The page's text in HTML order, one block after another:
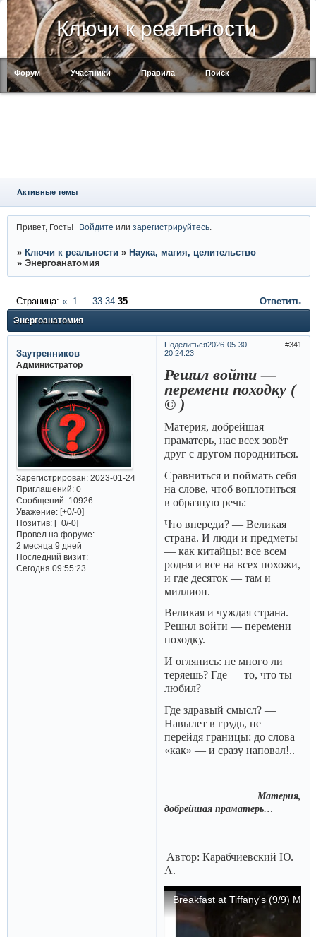
Ключи к реальности
Форум Участники Правила Поиск
Активные темы
Привет, Гость! Войдите илизарегистрируйтесь
» Ключи к реальности » Наука, магия, целительство
» Энергоанатомия
Энергоанатомия
Страница: « 1 33 34 35 Ответить
Поделиться 341
2026-05-30
20:24:23
Заутренников
Администратор
Зарегистрирован: 2023-01-24
Приглашений:0
Сообщений:10926
Уважение: [+0/-0]
Позитив: [+0/-0]
Провел на форуме:
2 месяца 9 дней
Последний визит:
Сегодня 09:55:23
Решил войти ―
перемени походку (
© )
Материя, добрейшая
праматерь, нас всех зовёт
друг с другом породниться.
Сравниться и поймать себя
на слове, чтоб воплотиться
в образную речь:
Что впереди? ― Великая
страна. И люди и предметы
― как китайцы: все всем
родня и все на всех похожи,
и где десяток ― там и
миллион.
Великая и чуждая страна.
Решил войти ― перемени
походку.
И оглянись: не много ли
теряешь? Где ― то, что ты
любил?
Где здравый смысл? ―
Навылет в грудь, не
перейдя границы: до слова
«как» ― и сразу наповал!..
Материя,
добрейшая праматерь…
Автор: Карабчиевский Ю.
А.